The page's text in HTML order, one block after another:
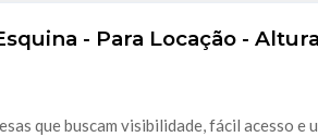
- Para Locação -
que buscam visibilidade, fácil acesso